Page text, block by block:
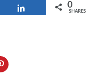
0
SHARES